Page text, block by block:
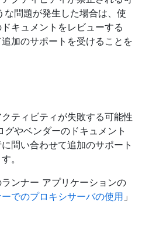
問題が発生した場合は、使
キュメントをレビューする
加のサポートを受けることを
ティビティが失敗する可能性
やベンダーのドキュメント
問い合わせて追加のサポート
。
ンナー アプリケーションの
でのプロキシサーバの使用 」